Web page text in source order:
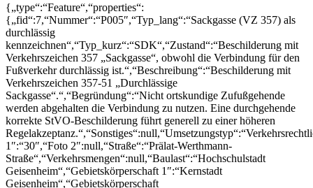
{„type“:“Feature“,“properties“:
{„fid“:7,“Nummer“:“P005″,“Typ_lang“:“Sackgasse (VZ 357) als
durchlässig
kennzeichnen“,“Typ_kurz“:“SDK“,“Zustand“:“Beschilderung mit
Verkehrszeichen 357 „Sackgasse“, obwohl die Verbindung für den
Fußverkehr durchlässig ist.“,“Beschreibung“:“Beschilderung mit
Verkehrszeichen 357-51 „Durchlässige
Sackgasse“.“,“Begründung“:“Nicht ortskundige Zufußgehende
werden abgehalten die Verbindung zu nutzen. Eine durchgehende
korrekte StVO-Beschilderung führt generell zu einer höheren
1″:“30″,“Foto 2″:null,“Straße“:“Prälat-Werthmann-
Straße“,“Verkehrsmengen“:null,“Baulast“:“Hochschulstadt
Geisenheim“,“Gebietskörperschaft 1″:“Kernstadt
Geisenheim“,“Gebietskörperschaft